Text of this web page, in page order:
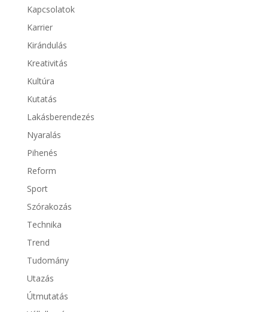
Kapcsolatok
Karrier
Kirándulás
Kreativitás
Kultúra
Kutatás
Lakásberendezés
Nyaralás
Pihenés
Reform
Sport
Szórakozás
Technika
Trend
Tudomány
Utazás
Útmutatás